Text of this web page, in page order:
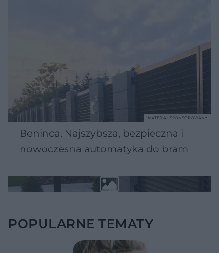
Beninca. Najszybsza, bezpieczna i
nowoczesna automatyka do bram
MATERIAŁ SPONSOROWANY
POPULARNE TEMATY